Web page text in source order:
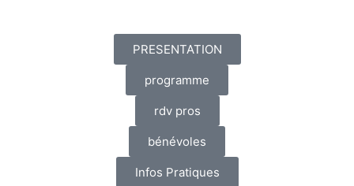
PRESENTATION
programme
rdv pros
bénévoles
Infos Pratiques